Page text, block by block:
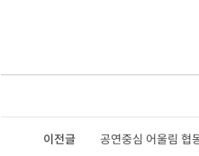
이전글 공연중심 어울림